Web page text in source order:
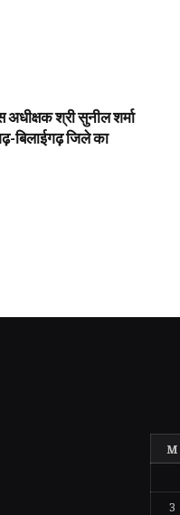
श्री सुनील शर्मा
बिलाईगढ़ जिले का
M
3